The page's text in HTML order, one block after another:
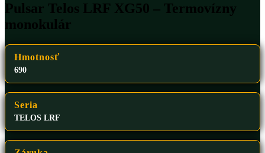
Pulsar Telos LRF XG50 – Termovízny
monokulár
Hmotnosť
690
Seria
TELOS LRF